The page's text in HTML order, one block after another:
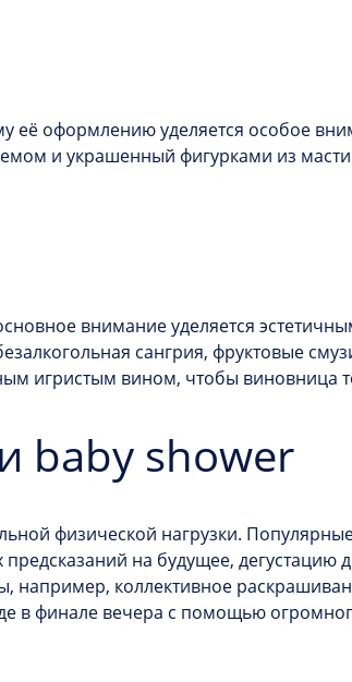
её оформлению уделяется особое
и украшенный фигурками из
внимание уделяется
сангрия, фруктовые
игристым вином, чтобы виновница
baby shower
физической нагрузки.
на будущее, дегустацию
например, коллективное
в финале вечера с помощью